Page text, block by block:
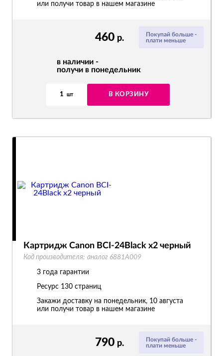
Покупай больше -
плати меньше
460 р.
в наличии -
получи в понедельник
1 шт В КОРЗИНУ
или получи товар в нашем магазине
Покупай больше -
плати меньше
790 р.
Картридж Canon BCI-24Black x2 черный
Код производителя: аналог 6881A009
3 года гарантии
Ресурс 130 страниц
Закажи доставку на понедельник, 10 августа
или получи товар в нашем магазине